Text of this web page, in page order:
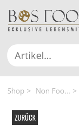
Shop Non Foo...
ZURÜCK